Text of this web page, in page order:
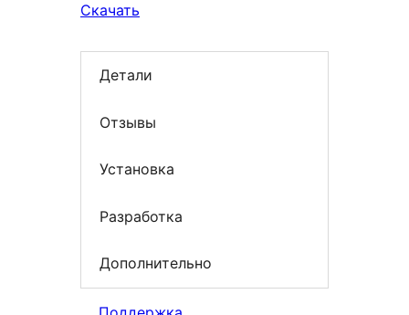
Скачать
Детали
Отзывы
Установка
Разработка
Дополнительно